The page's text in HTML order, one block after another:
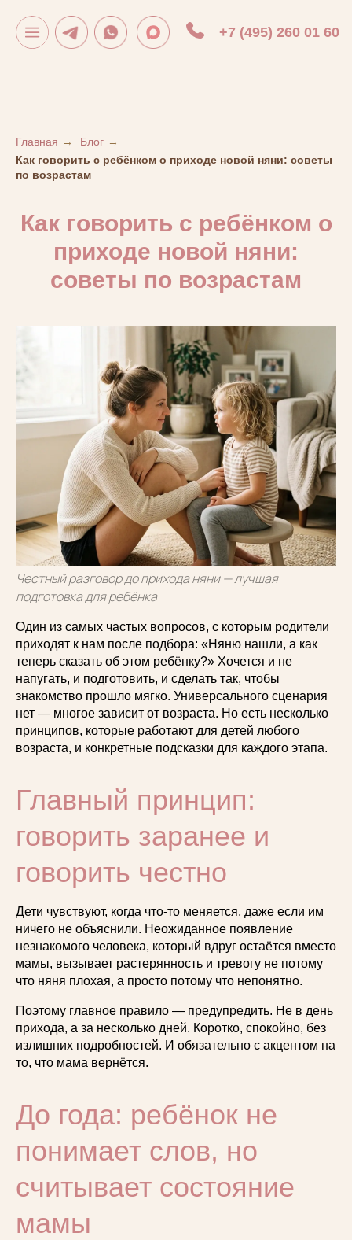
+7 (495) 260 01 60
Главная → Блог →
Как говорить с ребёнком о приходе новой няни: советы
по возрастам
Как говорить с ребёнком о
приходе новой няни:
советы по возрастам
Честный разговор до прихода няни — лучшая
подготовка для ребёнка
Один из самых частых вопросов, с которым родители
приходят к нам после подбора: «Няню нашли, а как
теперь сказать об этом ребёнку?» Хочется и не
напугать, и подготовить, и сделать так, чтобы
знакомство прошло мягко. Универсального сценария
нет — многое зависит от возраста. Но есть несколько
принципов, которые работают для детей любого
возраста, и конкретные подсказки для каждого этапа.
Главный принцип:
говорить заранее и
говорить честно
Дети чувствуют, когда что-то меняется, даже если им
ничего не объяснили. Неожиданное появление
незнакомого человека, который вдруг остаётся вместо
мамы, вызывает растерянность и тревогу не потому
что няня плохая, а просто потому что непонятно.
Поэтому главное правило — предупредить. Не в день
прихода, а за несколько дней. Коротко, спокойно, без
излишних подробностей. И обязательно с акцентом на
то, что мама вернётся.
До года: ребёнок не
понимает слов, но
считывает состояние
мамы